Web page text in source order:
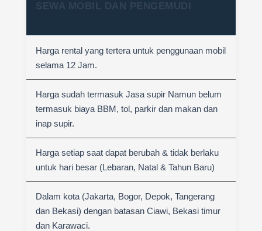
SEWA MOBIL DAN PENGEMUDI
Harga rental yang tertera untuk penggunaan mobil
selama 12 Jam.
Harga sudah termasuk Jasa supir Namun belum
termasuk biaya BBM, tol, parkir dan makan dan
inap supir.
Harga setiap saat dapat berubah & tidak berlaku
untuk hari besar (Lebaran, Natal & Tahun Baru)
Dalam kota (Jakarta, Bogor, Depok, Tangerang
dan Bekasi) dengan batasan Ciawi, Bekasi timur
dan Karawaci.